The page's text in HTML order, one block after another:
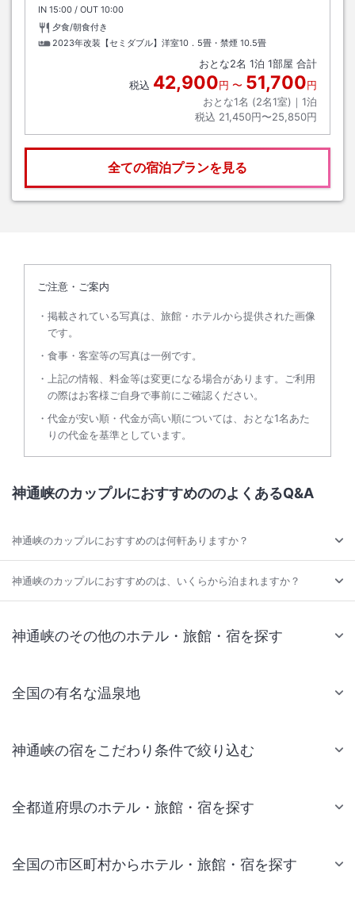
IN チェックイン
15:00 / OUT チェックアウト
10:00
夕食/朝食付き
2023年改装【セミダブル】洋室10．5畳・禁煙 10.5畳
おとな2名 1泊 1部屋 合計
税込 42,900円 〜 51,700円
おとな1名 (2名1室)｜ 1泊
税込 21,450円〜25,850円
全ての宿泊プランを見る
ご注意・ご案内
掲載されている写真は、旅館・ホテルから提供された画像
です。
食事・客室等の写真は一例です。
上記の情報、料金等は変更になる場合があります。ご利用
の際はお客様ご自身で事前にご確認ください。
代金が安い順・代金が高い順については、おとな1名あた
りの代金を基準としています。
神通峡のカップルにおすすめののよくあるQ&A
神通峡のカップルにおすすめのは何軒ありますか？
神通峡のカップルにおすすめのは、いくらから泊まれますか？
神通峡のその他のホテル・旅館・宿を探す
全国の有名な温泉地
神通峡の宿をこだわり条件で絞り込む
全都道府県のホテル・旅館・宿を探す
全国の市区町村からホテル・旅館・宿を探す